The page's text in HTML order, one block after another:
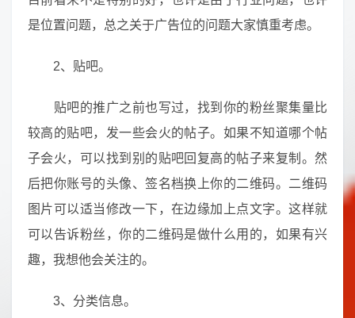
是位置问题，总之关于广告位的问题大家慎重考虑。
2、贴吧。
贴吧的推广之前也写过，找到你的粉丝聚集量比
较高的贴吧，发一些会火的帖子。如果不知道哪个帖
子会火，可以找到别的贴吧回复高的帖子来复制。然
后把你账号的头像、签名档换上你的二维码。二维码
图片可以适当修改一下，在边缘加上点文字。这样就
可以告诉粉丝，你的二维码是做什么用的，如果有兴
趣，我想他会关注的。
3、分类信息。